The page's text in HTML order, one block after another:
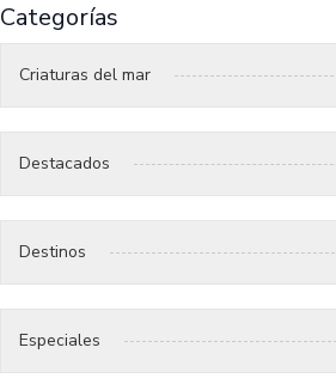
Categorías
Criaturas del mar
Destacados
Destinos
Especiales